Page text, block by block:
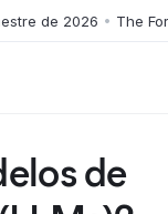
2026 • The
de